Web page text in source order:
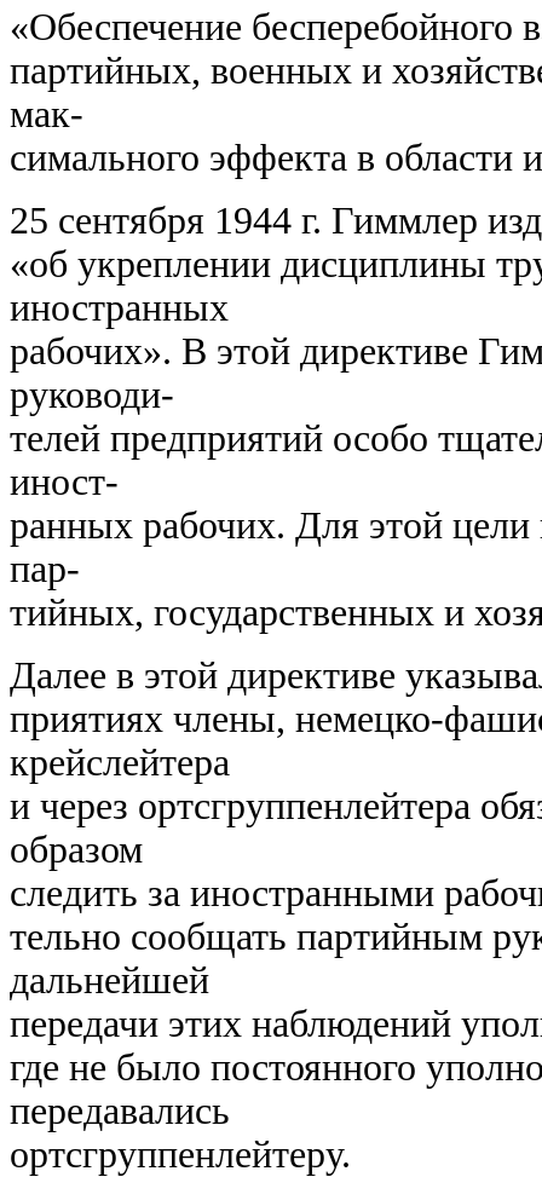
«Обеспечение бесперебойного
партийных, военных и
мак-
симального эффекта в области
25 сентября 1944 г. Гиммлер
«об укреплении дисциплины
иностранных
рабочих». В этой директиве
руководи-
телей предприятий особо
иност-
ранных рабочих. Для этой цели
пар-
тийных, государственных и
Далее в этой директиве
приятиях члены, немецко-
крейслейтера
и через ортсгруппенлейтера
образом
следить за иностранными
тельно сообщать партийным
дальнейшей
передачи этих наблюдений
где не было постоянного
передавались
ортсгруппенлейтеру.